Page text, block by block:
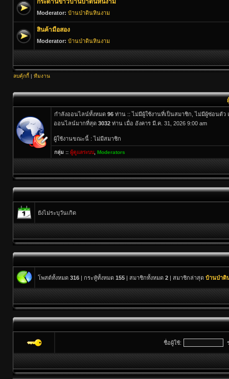
กระดานข่าวบ้านป่าดินหินงาม
Moderator: บ้านป่าดินหินงาม
สินค้ามือสอง
Moderator: บ้านป่าดินหินงาม
ลบคุ้กกี้ | ทีมงาน
กำลังออนไลน์ทั้งหมด 96 ท่าน :: ไม่มีผู้ใช้งานที่เป็นสมาชิก, ไม่มีผู้ซ่อนตั
ออนไลน์มากที่สุด 3032 ท่าน เมื่อ อังคาร มี.ค. 31, 2026 9:00 am
ผู้ใช้งานขณะนี้ : ไม่มีสมาชิก
กลุ่ม :: ผู้ดูแลระบบ Moderators
ยังไม่ระบุวันเกิด
โพสต์ทั้งหมด 316 | กระทู้ทั้งหมด 155 | สมาชิกทั้งหมด 2 | สมาชิกล่าสุด บ้านป่าดิ
ชื่อผู้ใช้: